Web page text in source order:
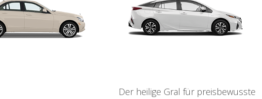
Der heilige Gral für preisbewusste